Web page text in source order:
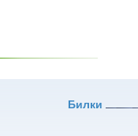
Билки